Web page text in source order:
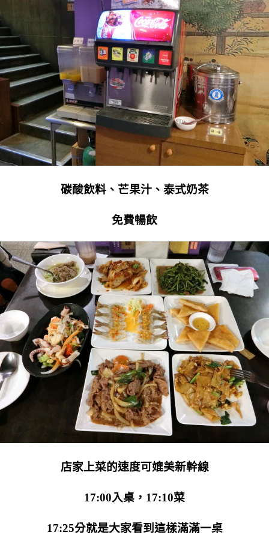
碳酸飲料、芒果汁、泰式奶茶
免費暢飲
店家上菜的速度可媲美新幹線
17:00入桌，17:10菜
17:25分就是大家看到這樣滿滿一桌